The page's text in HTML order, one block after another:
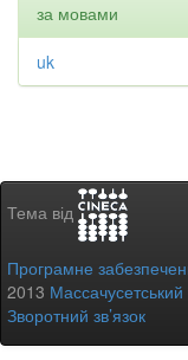
за мовами
uk
Тема від
Програмне
2013 Массачусетський
Зворотний зв’язок